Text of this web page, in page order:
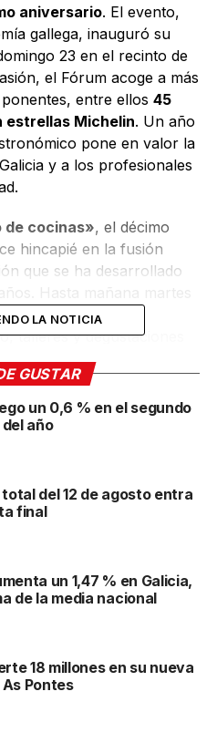
aniversario. El evento,
gallega, inauguró su
23 en el recinto de
el Fórum acoge a más
entre ellos 45
estrellas Michelin. Un año
pone en valor la
y a los profesionales
de cocinas», el décimo
hincapié en la fusión
que se ha desarrollado
lleva a cabo
talleres y degustaciones
destacados de la primera
del
por su capacidad
con creatividad. Su
año de recorrido, se
según la estación,
fresco que se vende en la
políticos
Fórum Gastronómico
LA NOTICIA
GUSTAR
un 0,6 % en el segundo
año
total del 12 de agosto entra
final
un 1,47 % en Galicia,
de la media nacional
18 millones en su nueva
Pontes